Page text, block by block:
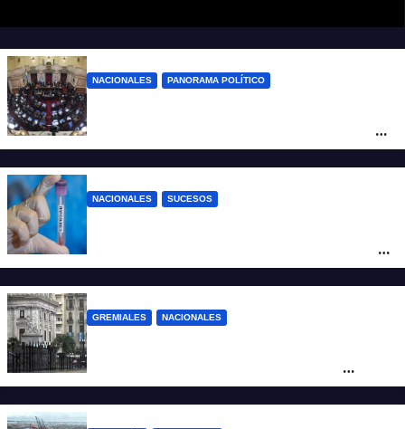
NACIONALES PANORAMA POLÍTICO
pretendía modificar la Ley de Manejo del
NACIONALES SUCESOS
en España
GREMIALES NACIONALES
cortes y desvíos